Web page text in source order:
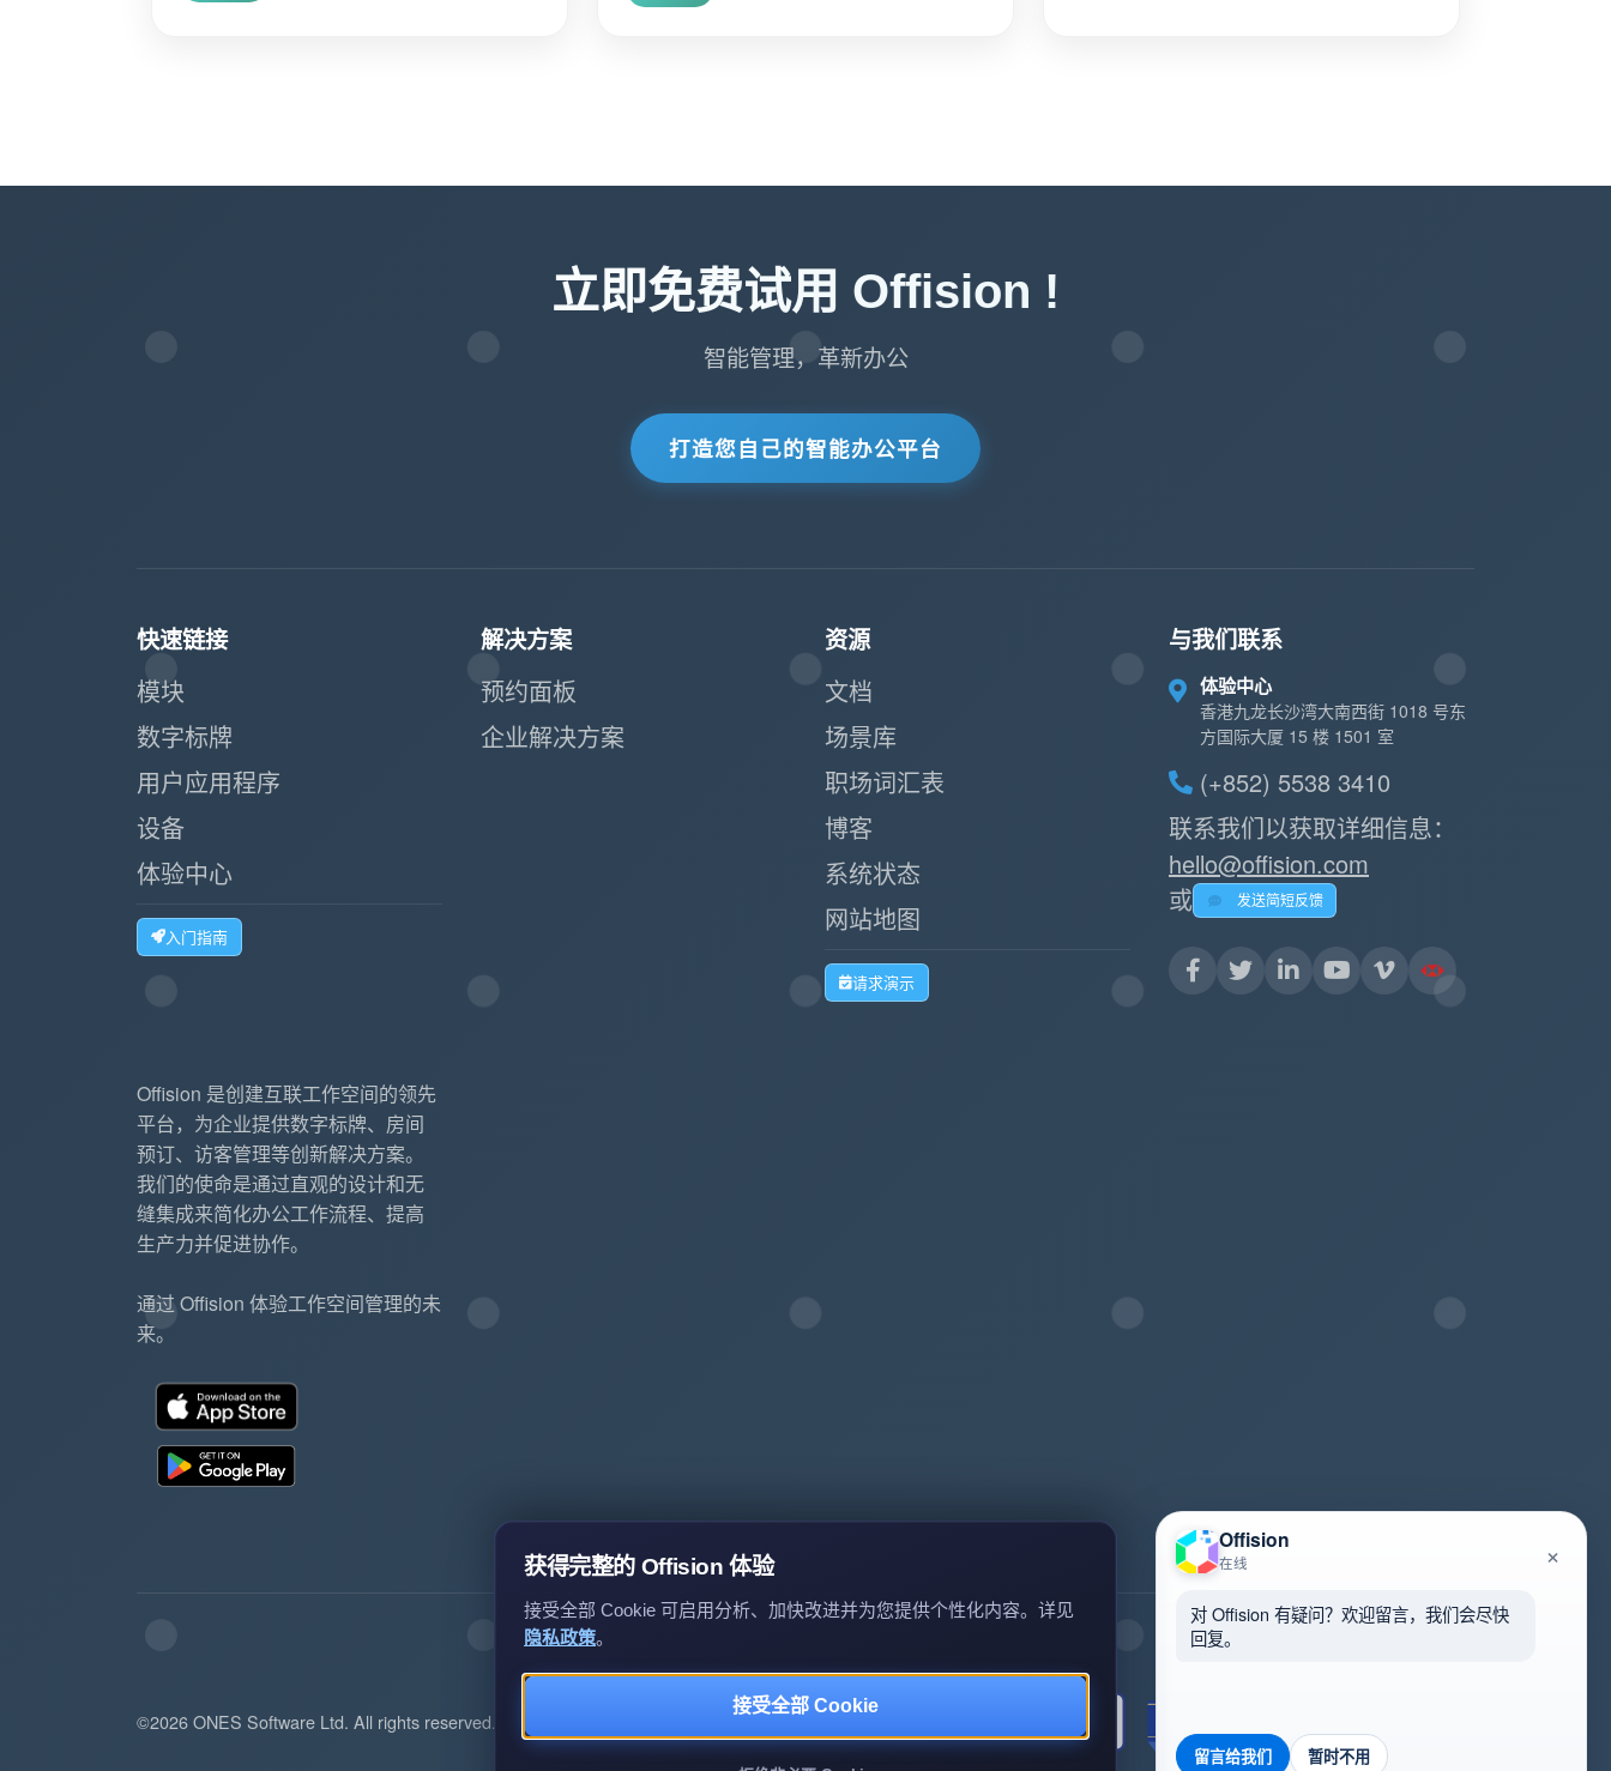
立即免费试用 Offision !
智能管理，革新办公
打造您自己的智能办公平台
快速链接
模块
数字标牌
用户应用程序
设备
体验中心
入门指南
解决方案
预约面板
企业解决方案
资源
文档
场景库
职场词汇表
博客
系统状态
网站地图
请求演示
与我们联系
体验中心
香港九龙长沙湾大南西街 1018 号东
方国际大厦 15 楼 1501 室
(+852) 5538 3410
联系我们以获取详细信息：
hello@offision.com
或
发送简短反馈
Offision 是创建互联工作空间的领先
平台，为企业提供数字标牌、房间
预订、访客管理等创新解决方案。
我们的使命是通过直观的设计和无
缝集成来简化办公工作流程、提高
生产力并促进协作。
通过 Offision 体验工作空间管理的未
来。
©2026 ONES Software Ltd. All rights reserved. 隐私政策
Offision
在线 ×
对 Offision 有疑问？欢迎留言，我们会尽快
回复。
留言给我们 暂时不用
获得完整的 Offision 体验
接受全部 Cookie 可启用分析、加快改进并为您提供个性化内容。详见
隐私政策。
接受全部 Cookie